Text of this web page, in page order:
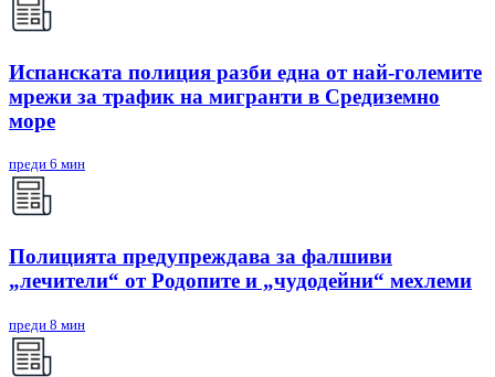
Испанската полиция разби една от най-големите
мрежи за трафик на мигранти в Средиземно
море
преди 6 мин
Полицията предупреждава за фалшиви
„лечители“ от Родопите и „чудодейни“ мехлеми
преди 8 мин